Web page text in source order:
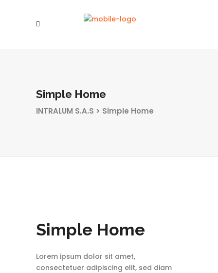
Simple Home
INTRALUM S.A.S > Simple Home
Simple Home
Lorem ipsum dolor sit amet,
consectetuer adipiscing elit, sed diam